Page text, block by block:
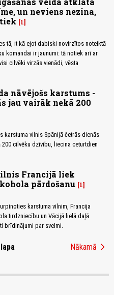
un neviens nezina,
1
tā, it kā ejot dabiski novirzītos noteiktā
komandai ir jaunumi: tā notiek arī ar
cilvēki virzās vienādi, vēsta
nāvējošs karstums -
jau vairāk nekā 200
karstuma vilnis Spānijā četrās dienās
cilvēku dzīvību, liecina ceturtdien
Francijā liek
pārdošanu 1
karstuma vilnim, Francija
tirdzniecību un Vācijā lielā daļā
brīdinājumi par svelmi.
Nākamā chevron_right